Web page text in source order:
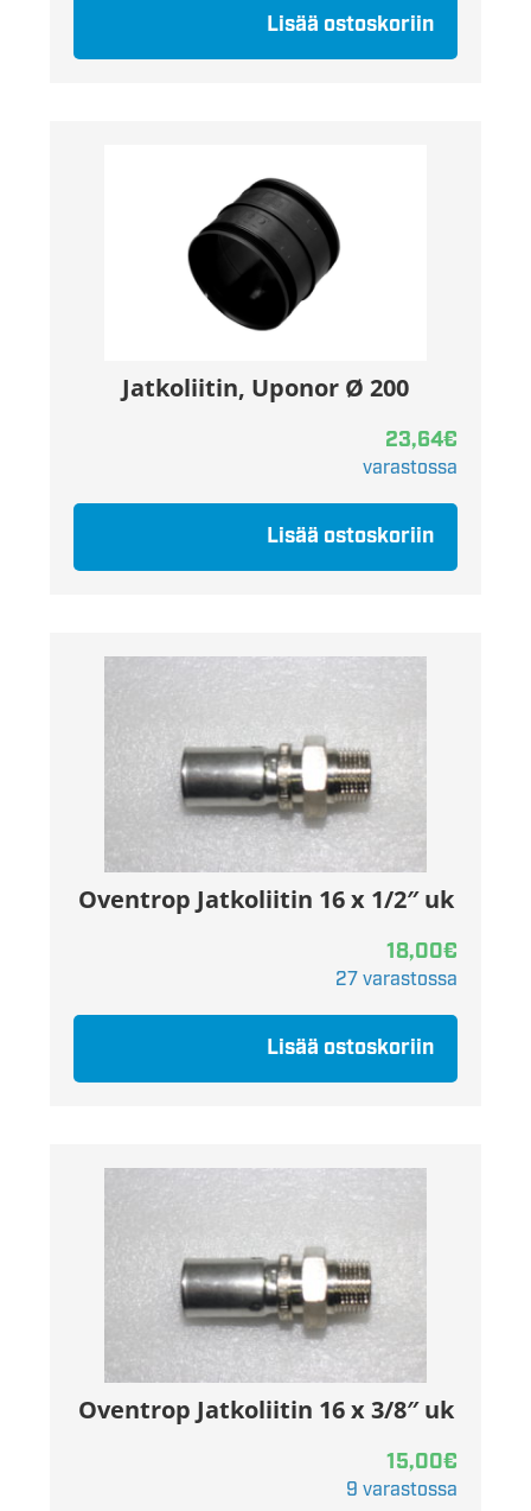
Lisää ostoskoriin
Jatkoliitin, Uponor Ø 200
23,64€
varastossa
Lisää ostoskoriin
Oventrop Jatkoliitin 16 x 1/2″ uk
18,00€
27 varastossa
Lisää ostoskoriin
Oventrop Jatkoliitin 16 x 3/8″ uk
15,00€
9 varastossa